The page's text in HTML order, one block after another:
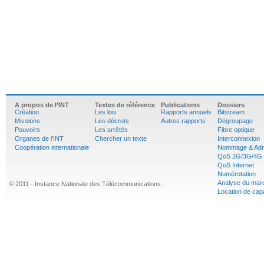
A propos de l’INT
Création
Missions
Pouvoirs
Organes de l’INT
Coopération internationale
Textes de référence
Les lois
Les décrets
Les arrêtés
Chercher un texte
Publications
Rapports annuels
Autres rapports
Dossiers
Bitstream
Dégroupage
Fibre optique
Interconnexion
Nommage &
QoS 2G/3G/4G
QoS Internet
Numérotation
Analyse du
Location de
© 2011 - Instance Nationale des Télécommunications.